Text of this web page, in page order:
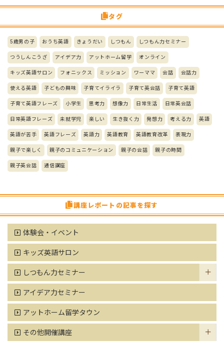
タグ
5歳男の子 おうち英語 きょうだい しつもん しつもん力セミナー
つうしんこうざ アイデア力 アットホーム留学 オンライン
キッズ英語サロン フォニックス ミッション ワーママ 会話 会話力
使える英語 子どもの興味 子育てイライラ 子育て英会話 子育て英語
子育て英語フレーズ 小学生 思考力 想像力 日常生活 日常英会話
日常英語フレーズ 未就学児 楽しい 生き抜く力 発想力 考える力 英語
英語が苦手 英語フレーズ 英語力 英語教育 英語教育改革 表現力
親子で楽しく 親子のコミュニケーション 親子の会話 親子の時間
親子英会話 通信講座
講座レポートの記事を探す
体験会・イベント
キッズ英語サロン
しつもん力セミナー
アイデア力セミナー
アットホーム留学タウン
その他開催講座